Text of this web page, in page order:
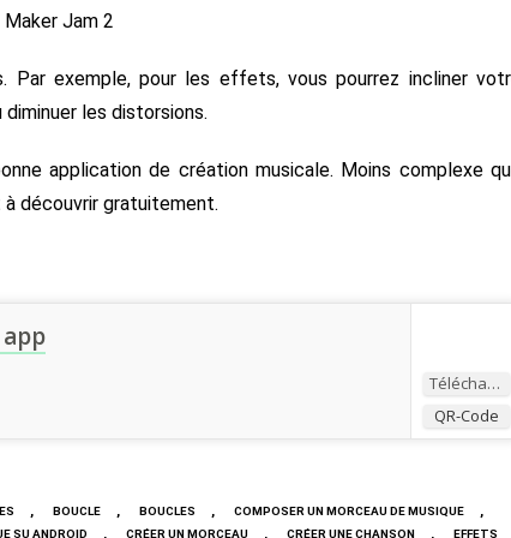
exemple, pour les effets, vous pourrez incliner
les distorsions.
application de création musicale. Moins complexe
découvrir gratuitement.
Télécharger
QR-Code
, BOUCLE , BOUCLES , COMPOSER UN MORCEAU DE MUSIQUE ,
SU ANDROID , CRÉER UN MORCEAU , CRÉER UNE CHANSON , EFFETS